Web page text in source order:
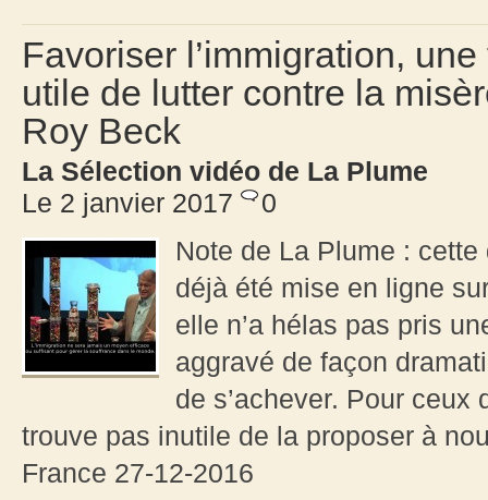
Favoriser l’immigration,
utile de lutter contre la
Roy Beck
La Sélection vidéo de La Plume
Le 2 janvier 2017
0
Note de La Plume :
déjà été mise en ligne
elle n’a hélas pas pris
aggravé de façon
de s’achever. Pour ceux
trouve pas inutile de la proposer à
France 27-12-2016